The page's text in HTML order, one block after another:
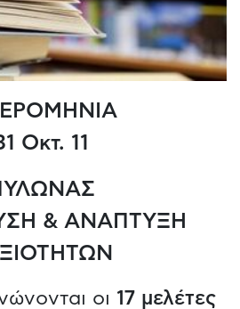
Οκτ. 11
& ΑΝΑΠΤΥΞΗ
οι 17 μελέτες